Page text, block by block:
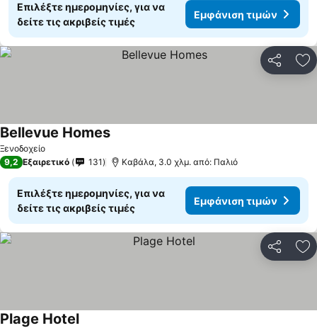
Επιλέξτε ημερομηνίες, για να
δείτε τις ακριβείς τιμές
Εμφάνιση τιμών
Ξενοδοχείο
Bellevue Homes
9,2 Εξαιρετικό 131 Καβάλα, 3.0 χλμ. από: Παλιό
Επιλέξτε ημερομηνίες, για να
δείτε τις ακριβείς τιμές
Εμφάνιση τιμών
Plage Hotel